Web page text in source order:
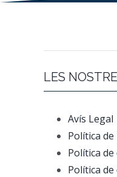
LES
Avís Legal
Política
Política
Política